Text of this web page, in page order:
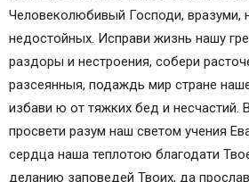
Человеколюбивый Господи, вразуми,
недостойных. Исправи жизнь нашу
раздоры и нестроения, собери
разсеянныя, подаждь мир стране
избави ю от тяжких бед и несчастий.
просвети разум наш светом учения
сердца наша теплотою благодати
деланию заповедей Твоих, да